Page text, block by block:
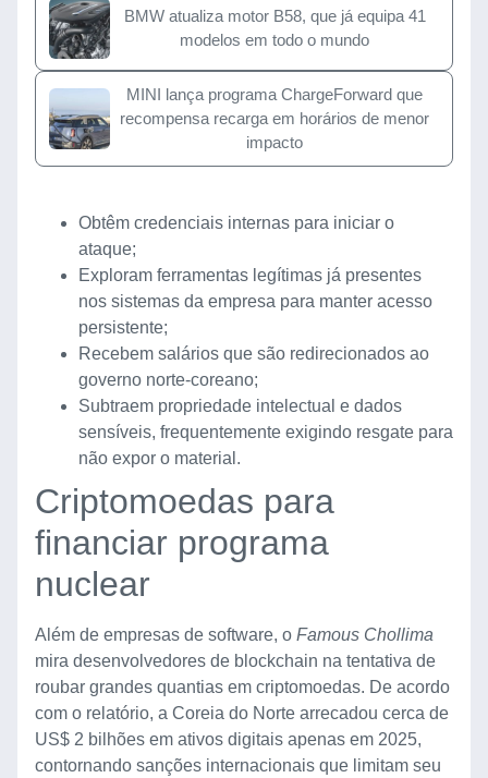
BMW atualiza motor B58, que já equipa 41
modelos em todo o mundo
MINI lança programa ChargeForward que
recompensa recarga em horários de menor
impacto
Obtêm credenciais internas para iniciar o
ataque;
Exploram ferramentas legítimas já presentes
nos sistemas da empresa para manter acesso
persistente;
Recebem salários que são redirecionados ao
governo norte-coreano;
Subtraem propriedade intelectual e dados
sensíveis, frequentemente exigindo resgate para
não expor o material.
Criptomoedas para
financiar programa
nuclear
Além de empresas de software, o Famous Chollima
mira desenvolvedores de blockchain na tentativa de
roubar grandes quantias em criptomoedas. De acordo
com o relatório, a Coreia do Norte arrecadou cerca de
US$ 2 bilhões em ativos digitais apenas em 2025,
contornando sanções internacionais que limitam seu